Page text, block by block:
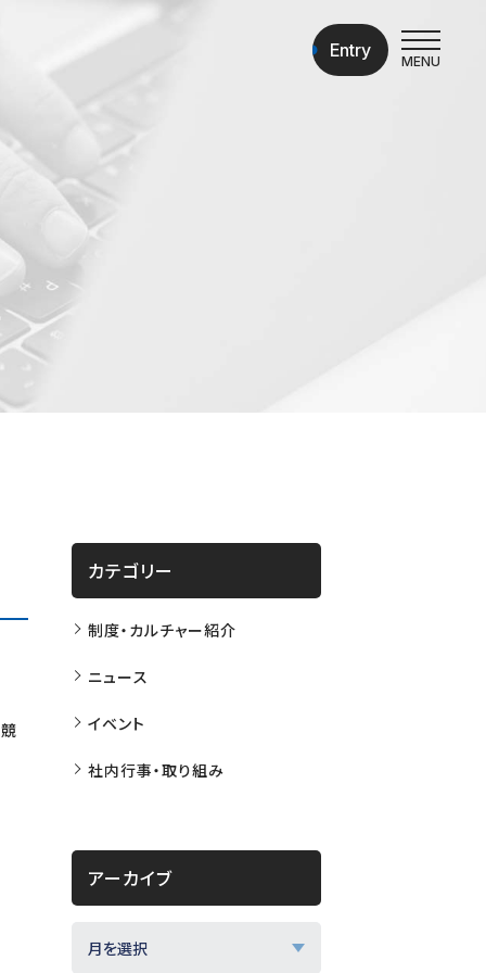
Entry
カテゴリー
制度・カルチャー紹介
ニュース
イベント
社内行事・取り組み
アーカイブ